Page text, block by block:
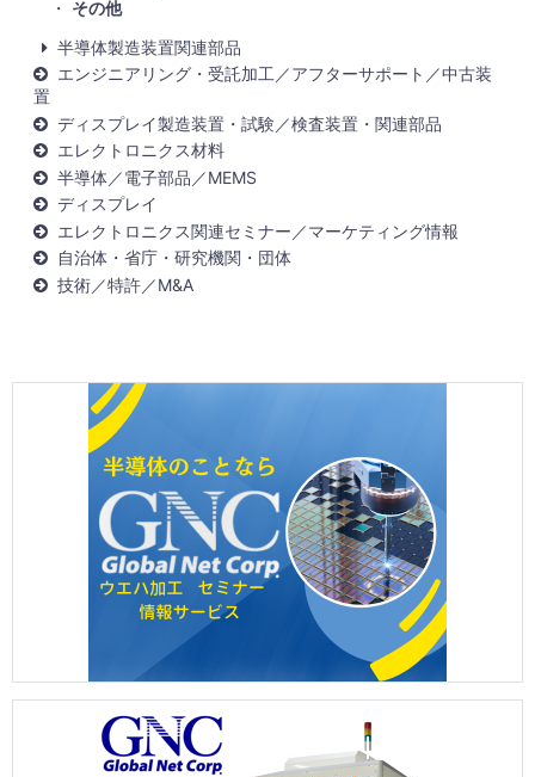
その他
半導体製造装置関連部品
エンジニアリング・受託加工／アフターサポート／中古装
置
ディスプレイ製造装置・試験／検査装置・関連部品
エレクトロニクス材料
半導体／電子部品／MEMS
ディスプレイ
エレクトロニクス関連セミナー／マーケティング情報
自治体・省庁・研究機関・団体
技術／特許／M&A